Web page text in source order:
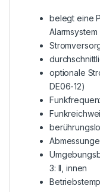
belegt eine
Alarmsystem
optionale
DE06-12)
3: II, innen